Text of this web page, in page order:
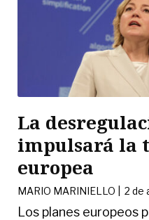
La
impulsará la
europea
MARIO MARINIELLO |2 de
Los planes europeos